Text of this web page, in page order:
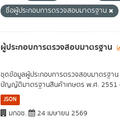
ชื่อผู้ประกอบการตรวจสอบมาตรฐาน
ผู้ประกอบการตรวจสอบมาตรฐาน
ชุดข้อมูลผู้ประกอบการตรวจสอบมาตรฐา
บัญญัติมาตรฐานสินค้าเกษตร พ.ศ. 2551
JSON
มกอช. 24 เมษายน 2569